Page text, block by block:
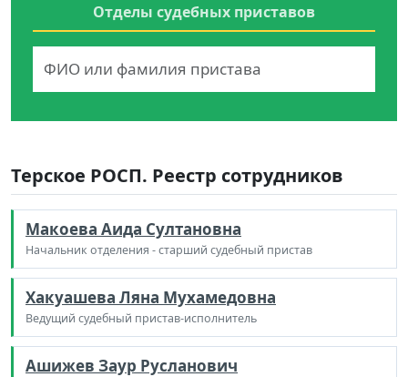
Отделы судебных приставов
Терское РОСП. Реестр сотрудников
Макоева Аида Султановна
Начальник отделения - старший судебный пристав
Хакуашева Ляна Мухамедовна
Ведущий судебный пристав-исполнитель
Ашижев Заур Русланович